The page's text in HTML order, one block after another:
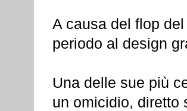
A causa del flop
periodo al design
Una delle sue più
un omicidio, diretto